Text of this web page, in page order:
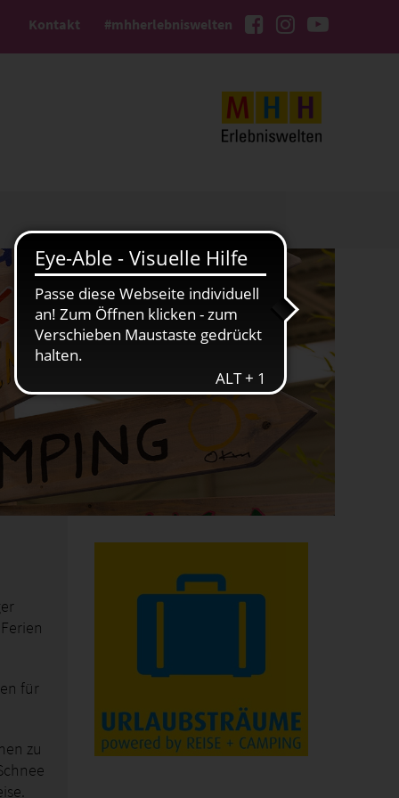
#mhherlebniswelten
Kontakt
für
zu